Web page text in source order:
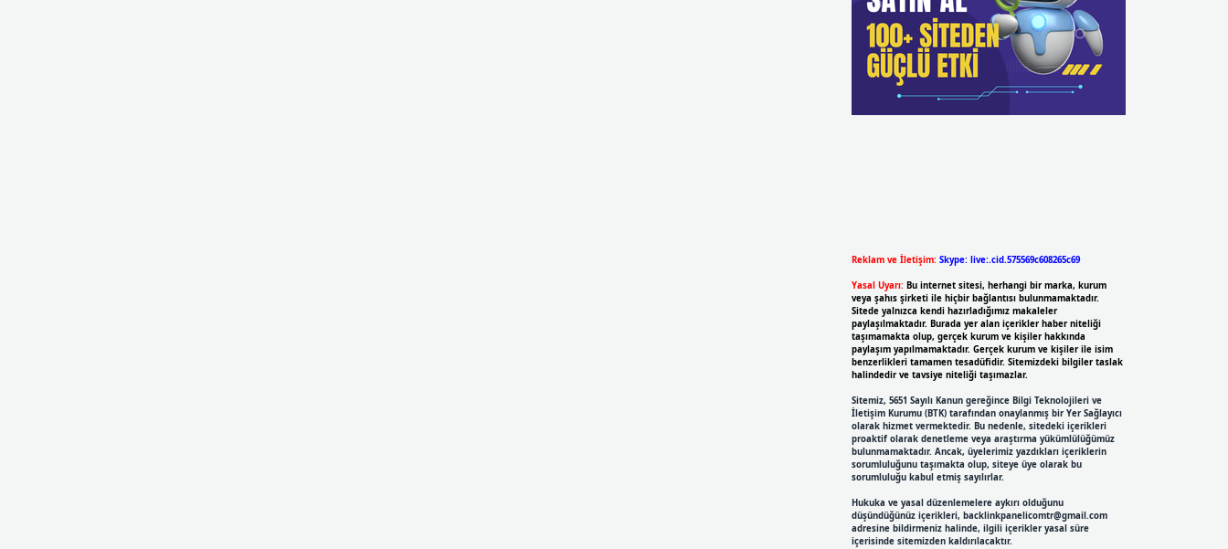
Reklam ve İletişim: Skype: live:.cid.575569c608265c69
Yasal Uyarı: Bu internet sitesi, herhangi bir marka, kurum
veya şahıs şirketi ile hiçbir bağlantısı bulunmamaktadır.
Sitede yalnızca kendi hazırladığımız makaleler
paylaşılmaktadır. Burada yer alan içerikler haber niteliği
taşımamakta olup, gerçek kurum ve kişiler hakkında
paylaşım yapılmamaktadır. Gerçek kurum ve kişiler ile isim
benzerlikleri tamamen tesadüfidir. Sitemizdeki bilgiler taslak
halindedir ve tavsiye niteliği taşımazlar.
Sitemiz, 5651 Sayılı Kanun gereğince Bilgi Teknolojileri ve
İletişim Kurumu (BTK) tarafından onaylanmış bir Yer Sağlayıcı
olarak hizmet vermektedir. Bu nedenle, sitedeki içerikleri
proaktif olarak denetleme veya araştırma yükümlülüğümüz
bulunmamaktadır. Ancak, üyelerimiz yazdıkları içeriklerin
sorumluluğunu taşımakta olup, siteye üye olarak bu
sorumluluğu kabul etmiş sayılırlar.
Hukuka ve yasal düzenlemelere aykırı olduğunu
düşündüğünüz içerikleri, backlinkpanelicomtr@gmail.com
adresine bildirmeniz halinde, ilgili içerikler yasal süre
içerisinde sitemizden kaldırılacaktır.